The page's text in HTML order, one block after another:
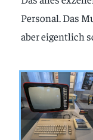
Personal. Das
aber eigentlich